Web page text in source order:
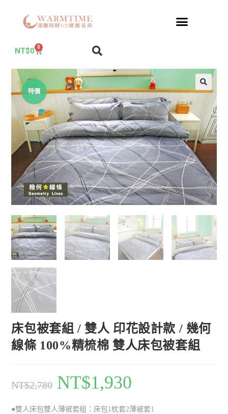
NT$0 0
特價
床包被套組 / 雙人 印花設計款 / 幾何
線條 100%精梳棉 雙人床包被套組
NT$2,780 NT$1,930
●雙人床包雙人薄被套組：床包1枕套2薄被套1